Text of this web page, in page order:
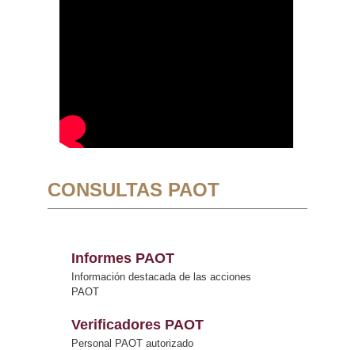
CONSULTAS PAOT
Informes PAOT
Información destacada de las acciones
PAOT
Verificadores PAOT
Personal PAOT autorizado